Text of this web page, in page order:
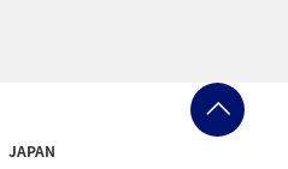
JAPAN